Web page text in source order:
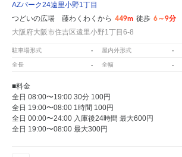
AZパーク24遠里小野1丁目
つどいの広場 藤わくわくから 449m 徒歩 6～9分
大阪府大阪市住吉区遠里小野1丁目6-8
駐車場形式 - 屋内外形式 -
全長 - 全幅 -
■料金
全日 08:00〜19:00 30分 100円
全日 19:00〜08:00 1時間 100円
全日 00:00〜24:00 入庫後24時間 最大600円
全日 19:00〜08:00 最大300円